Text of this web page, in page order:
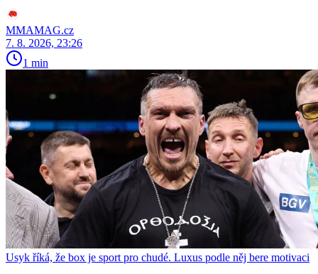
MMAMAG.cz
7. 8. 2026, 23:26
1 min
Usyk říká, že box je sport pro chudé. Luxus podle něj bere motivaci